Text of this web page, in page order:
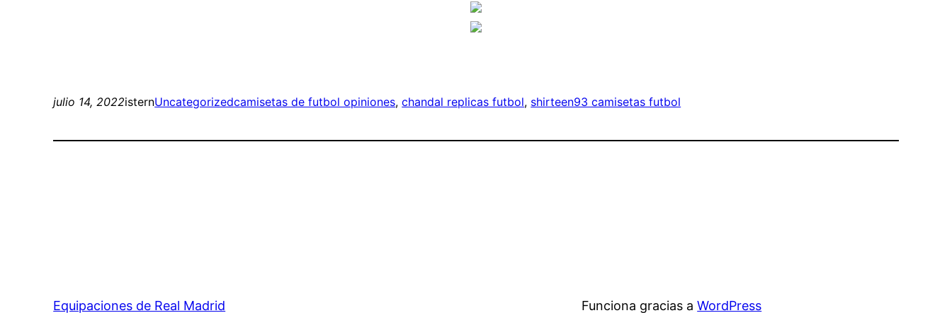
julio 14, 2022isternUncategorizedcamisetas de futbol opiniones, chandal replicas futbol, shirteen93 camisetas futbol
Equipaciones de Real Madrid Funciona gracias aWordPress